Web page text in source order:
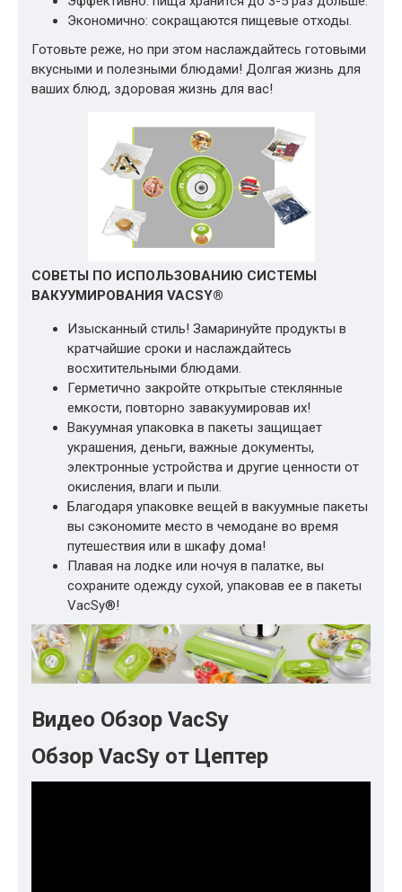
Экономично: сокращаются пищевые отходы.
Готовьте реже, но при этом наслаждайтесь готовыми
вкусными и полезными блюдами! Долгая жизнь для
ваших блюд, здоровая жизнь для вас!
СОВЕТЫ ПО ИСПОЛЬЗОВАНИЮ СИСТЕМЫ
ВАКУУМИРОВАНИЯ VACSY®
Изысканный стиль! Замаринуйте продукты в
кратчайшие сроки и наслаждайтесь
восхитительными блюдами.
Герметично закройте открытые стеклянные
емкости, повторно завакуумировав их!
Вакуумная упаковка в пакеты защищает
украшения, деньги, важные документы,
электронные устройства и другие ценности от
окисления, влаги и пыли.
Благодаря упаковке вещей в вакуумные пакеты
вы сэкономите место в чемодане во время
путешествия или в шкафу дома!
Плавая на лодке или ночуя в палатке, вы
сохраните одежду сухой, упаковав ее в пакеты
VacSy®!
Видео Обзор VacSy
Обзор VacSy от Цептер